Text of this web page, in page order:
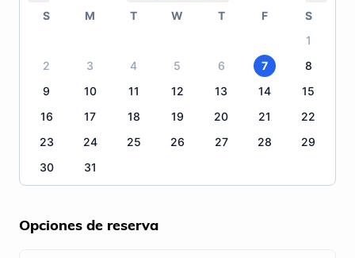
S M T W T F
S
1
2
3 4 5 6 7
8
9
10 11 12 13 14
15
16
17 18 19 20 21
22
23
24 25 26 27 28
29
30
31
Opciones de reserva